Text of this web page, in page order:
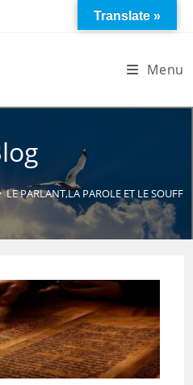
Menu
LE PARLANT,LA PAROLE ET LE
Translate »